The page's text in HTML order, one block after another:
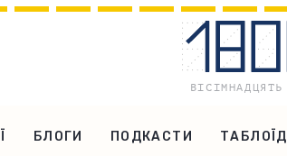
БЛОГИ ПОДКАСТИ ТАБЛОЇД